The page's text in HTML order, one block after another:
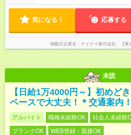
気になる！ 応募する
掲載元企業名 テイケイ株式会社 【東
未読
【日給1万4000円～】初めど
ペースで大丈夫！＊交通案内！
アルバイト 職種未経験OK 社会人未経験
ブランクOK
WEB登録・面接OK